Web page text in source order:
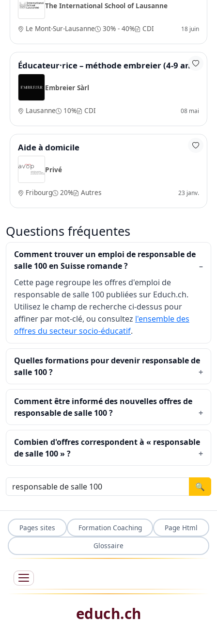
The International School of Lausanne
Le Mont-Sur-Lausanne 30% - 40% CDI 18 juin
Éducateur·rice – méthode embreier (4-9 ans)
Embreier Sàrl
Lausanne 10% CDI 08 mai
Aide à domicile
Privé
Fribourg 20% Autres 23 janv.
Questions fréquentes
Comment trouver un emploi de responsable de
salle 100 en Suisse romande ?
Cette page regroupe les offres d'emploi de
responsable de salle 100 publiées sur Educh.ch.
Utilisez le champ de recherche ci-dessus pour
affiner par mot-clé, ou consultez l'ensemble des
offres du secteur socio-éducatif.
Quelles formations pour devenir responsable de
salle 100 ?
Comment être informé des nouvelles offres de
responsable de salle 100 ?
Combien d'offres correspondent à « responsable
de salle 100 » ?
🔍
Pages sites Formation Coaching
Page Html
Glossaire
educh.ch